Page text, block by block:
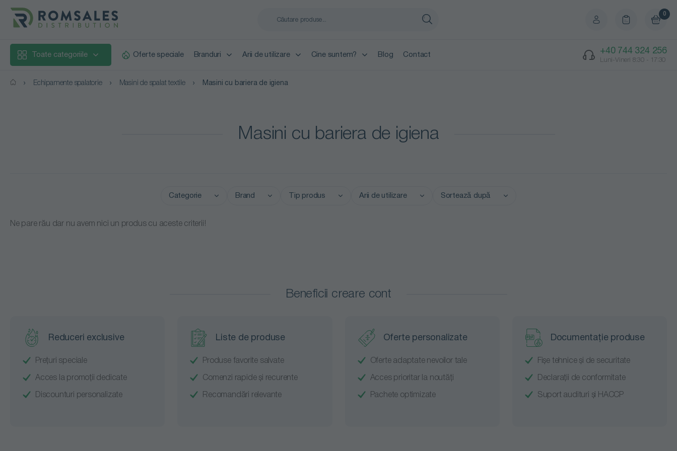
0
Toate categoriile Oferte speciale Branduri Arii de utilizare Cine suntem? Blog Contact +40 744 324 256
Luni-Vineri 8:30 - 17:30
Echipamente spalatorie Masini de spalat textile Masini cu bariera de igiena
Masini cu bariera de igiena
Categorie
Calandre
uscate
Coloane
masina de
spalat si
Brand Tip produs Arii de utilizare Sortează după
produse
Reducere
Ne pare rău dar nu avem nici un produs cu aceste criterii!
Beneficii creare cont
Reduceri exclusive
Prețuri speciale
Acces la promoții dedicate
Discounturi personalizate
Liste de produse
Produse favorite salvate
Comenzi rapide și recurente
Recomandări relevante
Oferte personalizate
Oferte adaptate nevoilor tale
Acces prioritar la noutăți
Pachete optimizate
Documentație produse
Fișe tehnice și de securitate
Declarații de conformitate
Suport audituri și HACCP